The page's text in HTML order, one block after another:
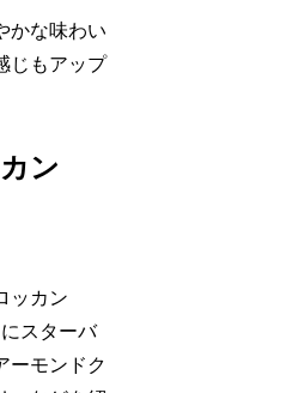
かな味わい
じもアップ
カン
スターバ
ーモンドク